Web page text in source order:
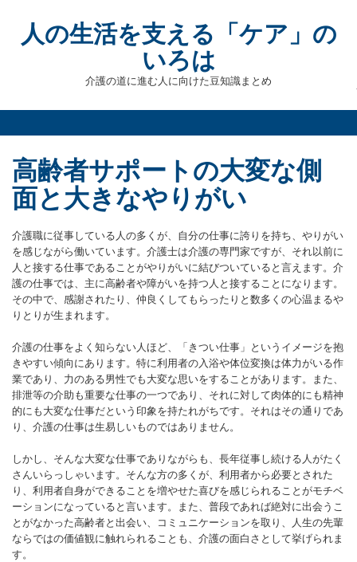
content人の生活を支える「ケア」の
いろは
介護の道に進む人に向けた豆知識まとめ
高齢者サポートの大変な側
面と大きなやりがい
介護職に従事している人の多くが、自分の仕事に誇りを持ち、やりがい
を感じながら働いています。介護士は介護の専門家ですが、それ以前に
人と接する仕事であることがやりがいに結びついていると言えます。介
護の仕事では、主に高齢者や障がいを持つ人と接することになります。
その中で、感謝されたり、仲良くしてもらったりと数多くの心温まるや
りとりが生まれます。
介護の仕事をよく知らない人ほど、「きつい仕事」というイメージを抱
きやすい傾向にあります。特に利用者の入浴や体位変換は体力がいる作
業であり、力のある男性でも大変な思いをすることがあります。また、
排泄等の介助も重要な仕事の一つであり、それに対して肉体的にも精神
的にも大変な仕事だという印象を持たれがちです。それはその通りであ
り、介護の仕事は生易しいものではありません。
しかし、そんな大変な仕事でありながらも、長年従事し続ける人がたく
さんいらっしゃいます。そんな方の多くが、利用者から必要とされた
り、利用者自身ができることを増やせた喜びを感じられることがモチベ
ーションになっていると言います。また、普段であれば絶対に出会うこ
とがなかった高齢者と出会い、コミュニケーションを取り、人生の先輩
ならではの価値観に触れられることも、介護の面白さとして挙げられま
す。